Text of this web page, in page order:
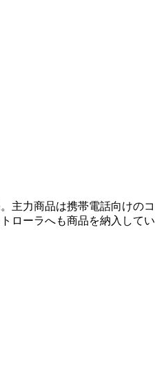
主力商品は携帯電話向けのコ
ローラへも商品を納入してい